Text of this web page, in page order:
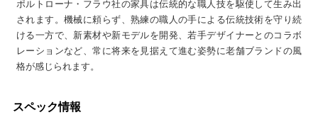
ポルトローナ・フラウ社の家具は伝統的な職人技を駆使して生み出
されます。機械に頼らず、熟練の職人の手による伝統技術を守り続
ける一方で、新素材や新モデルを開発、若手デザイナーとのコラボ
レーションなど、常に将来を見据えて進む姿勢に老舗ブランドの風
格が感じられます。
スペック情報